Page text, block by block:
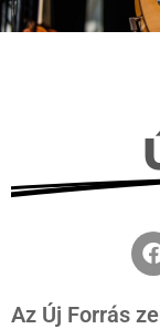
Az Új Forrás